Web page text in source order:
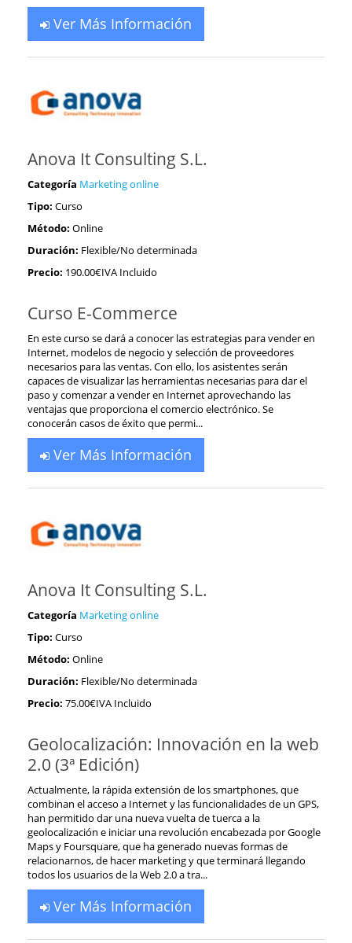
Ver Más Información
Anova It Consulting S.L.
Categoría Marketing online
Tipo: Curso
Método: Online
Duración: Flexible/No determinada
Precio: 190.00€IVA Incluido
Curso E-Commerce
En este curso se dará a conocer las estrategias para vender en
Internet, modelos de negocio y selección de proveedores
necesarios para las ventas. Con ello, los asistentes serán
capaces de visualizar las herramientas necesarias para dar el
paso y comenzar a vender en Internet aprovechando las
ventajas que proporciona el comercio electrónico. Se
conocerán casos de éxito que permi...
Ver Más Información
Anova It Consulting S.L.
Categoría Marketing online
Tipo: Curso
Método: Online
Duración: Flexible/No determinada
Precio: 75.00€IVA Incluido
Geolocalización: Innovación en la web
2.0 (3ª Edición)
Actualmente, la rápida extensión de los smartphones, que
combinan el acceso a Internet y las funcionalidades de un GPS,
han permitido dar una nueva vuelta de tuerca a la
geolocalización e iniciar una revolución encabezada por Google
Maps y Foursquare, que ha generado nuevas formas de
relacionarnos, de hacer marketing y que terminará llegando
todos los usuarios de la Web 2.0 a tra...
Ver Más Información